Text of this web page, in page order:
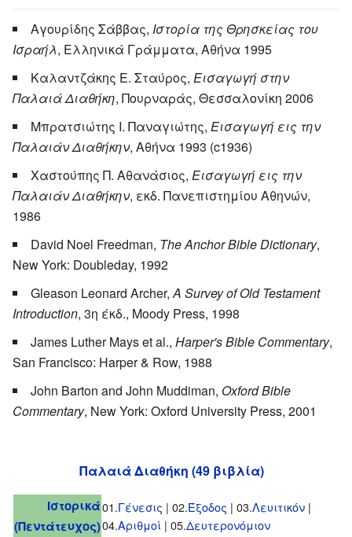
Αγουρίδης Σάββας, Ιστορία της Θρησκείας του
Ισραήλ, Ελληνικά Γράμματα, Αθήνα 1995
Καλαντζάκης Ε. Σταύρος, Εισαγωγή στην
Παλαιά Διαθήκη, Πουρναράς, Θεσσαλονίκη 2006
Μπρατσιώτης Ι. Παναγιώτης, Εισαγωγή εις την
Παλαιάν Διαθήκην, Αθήνα 1993 (c1936)
Χαστούπης Π. Αθανάσιος, Εισαγωγή εις την
Παλαιάν Διαθήκην, εκδ. Πανεπιστημίου Αθηνών,
1986
David Noel Freedman, The Anchor Bible Dictionary,
New York: Doubleday, 1992
Gleason Leonard Archer, A Survey of Old Testament
Introduction, 3η έκδ., Moody Press, 1998
James Luther Mays et al., Harper's Bible Commentary,
San Francisco: Harper & Row, 1988
John Barton and John Muddiman, Oxford Bible
Commentary, New York: Oxford University Press, 2001
Παλαιά Διαθήκη (49 βιβλία)
Ιστορικά
(Πεντάτευχος)
01.Γένεσις | 02.Έξοδος | 03.Λευιτικόν |
04.Αριθμοί | 05.Δευτερονόμιον